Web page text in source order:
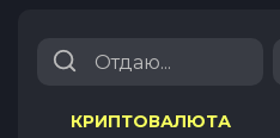
КРИПТОВАЛЮТА